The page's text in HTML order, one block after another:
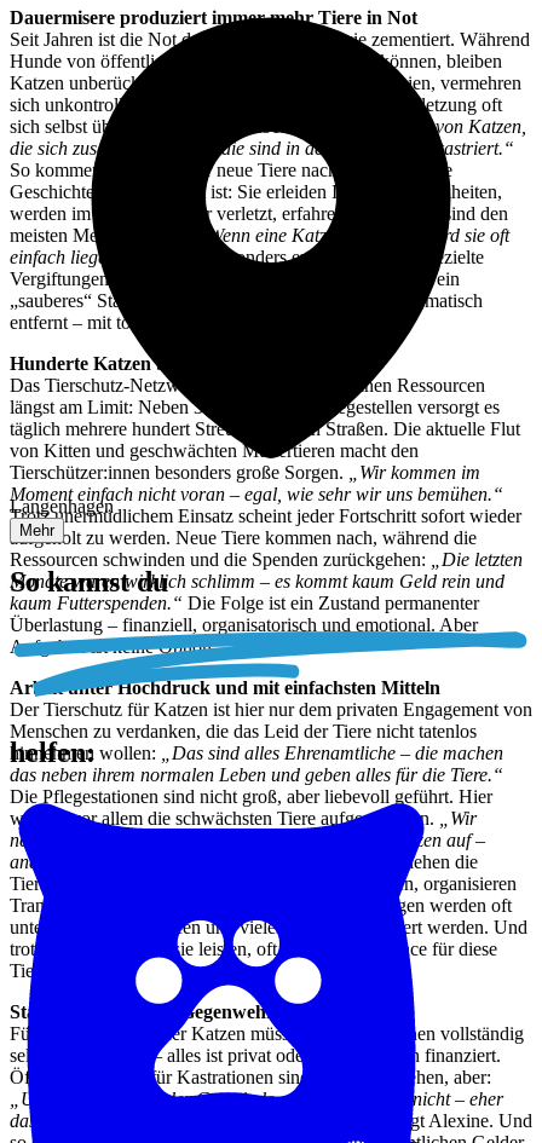
Dauermisere produziert immer mehr Tiere in Not
Seit Jahren ist die Not der Katzen in Varna wie zementiert. Während
Hunde von öffentlichen Maßnahmen profitieren können, bleiben
Katzen unberücksichtigt. Sie leben in kleinen Kolonien, vermehren
sich unkontrolliert und bleiben bei Krankheit oder Verletzung oft
sich selbst überlassen.
„Es sind überall kleine Gruppen von Katzen,
die sich zusammentun, und die sind in der Regel alle unkastriert.“
So kommen immer wieder neue Tiere nach, deren traurige
Geschichte vorgezeichnet ist: Sie erleiden Infektionskrankheiten,
werden im Straßenverkehr verletzt, erfahren Gewalt und sind den
meisten Menschen egal:
„Wenn eine Katze verletzt ist, wird sie oft
einfach liegen gelassen.“
Besonders erschütternd sind gezielte
Vergiftungen, vor allem in touristischen Gegenden. Um ein
„sauberes“ Stadtbild zu schaffen, werden Katzen systematisch
entfernt – mit tödlichen Konsequenzen.
Hunderte Katzen brauchen Hilfe
Das Tierschutz-Netzwerk von Varna ist mit seinen Ressourcen
längst am Limit: Neben 350 Katzen auf Pflegestellen versorgt es
täglich mehrere hundert Streuner auf den Straßen. Die aktuelle Flut
von Kitten und geschwächten Muttertieren macht den
Tierschützer:innen besonders große Sorgen.
„Wir kommen im
Moment einfach nicht voran – egal, wie sehr wir uns bemühen.“
Trotz unermüdlichem Einsatz scheint jeder Fortschritt sofort wieder
aufgeholt zu werden. Neue Tiere kommen nach, während die
Ressourcen schwinden und die Spenden zurückgehen:
„Die letzten
Monate waren wirklich schlimm – es kommt kaum Geld rein und
kaum Futterspenden.“ Die Folge ist ein Zustand permanenter
Überlastung – finanziell, organisatorisch und emotional. Aber
Aufgeben ist keine Option.
Arbeit unter Hochdruck und mit einfachsten Mitteln
Der Tierschutz für Katzen ist hier nur dem privaten Engagement von
Menschen zu verdanken, die das Leid der Tiere nicht tatenlos
hinnehmen wollen:
„Das sind alles Ehrenamtliche – die machen
das neben ihrem normalen Leben und geben alles für die Tiere.“
Die Pflegestationen sind nicht groß, aber liebevoll geführt. Hier
werden vor allem die schwächsten Tiere aufgenommen.
„Wir
nehmen vor allem kranke, verletzte und trächtige Katzen auf –
anders schaffen wir es einfach nicht.“
Gleichzeitig ziehen die
Tierschützer:innen Kitten auf, versorgen Futterstellen, organisieren
Transporte und koordinieren Notfälle. Entscheidungen werden oft
unter Zeitdruck getroffen und vieles muss improvisiert werden. Und
trotzdem ist das, was sie leisten, oft die einzige Chance für diese
Tiere.
Statt Support aktive Gegenwehr
Für die Versorgung der Katzen müssen die Helfer:innen vollständig
selbst aufkommen – alles ist privat oder über Spenden finanziert.
Öffentliche Mittel für Kastrationen sind zwar vorgesehen, aber:
„Unterstützung von der Gemeinde gibt es eigentlich nicht – eher
das Gegenteil, wir werden teilweise boykottiert“
, klagt Alexine. Und
Langenhagen
Mehr
So kannst du
helfen: